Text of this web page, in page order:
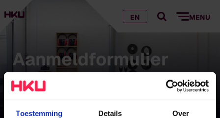
Toestemming Details Over
EN MENU
Aan­meld­for­mu­lier
samen­werken met
HKU